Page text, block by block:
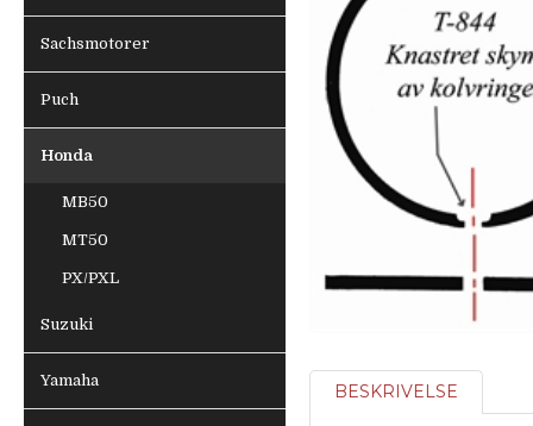
Sachsmotorer
Puch
Honda
MB50
MT50
PX/PXL
Suzuki
Yamaha
BESKRIVELSE